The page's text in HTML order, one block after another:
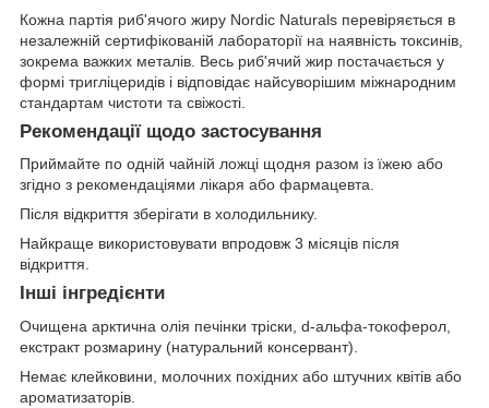
Кожна партія риб'ячого жиру Nordic Naturals перевіряється в
незалежній сертифікованій лабораторії на наявність токсинів,
зокрема важких металів. Весь риб'ячий жир постачається у
формі тригліцеридів і відповідає найсуворішим міжнародним
стандартам чистоти та свіжості.
Рекомендації щодо застосування
Приймайте по одній чайній ложці щодня разом із їжею або
згідно з рекомендаціями лікаря або фармацевта.
Після відкриття зберігати в холодильнику.
Найкраще використовувати впродовж 3 місяців після
відкриття.
Інші інгредієнти
Очищена арктична олія печінки тріски, d-альфа-токоферол,
екстракт розмарину (натуральний консервант).
Немає клейковини, молочних похідних або штучних квітів або
ароматизаторів.